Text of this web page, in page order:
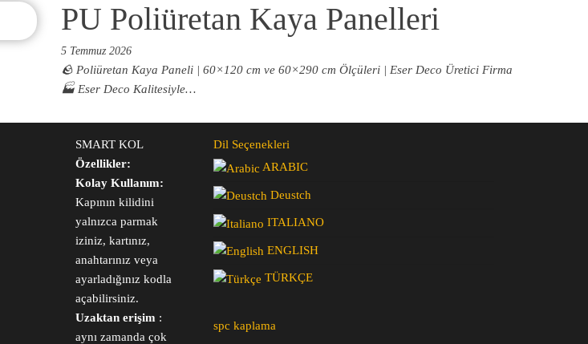
PU Poliüretan Kaya Panelleri
5 Temmuz 2026
🪨 Poliüretan Kaya Paneli | 60×120 cm ve 60×290 cm Ölçüleri | Eser Deco Üretici Firma
🏭 Eser Deco Kalitesiyle…
SMART KOL
Özellikler:
Kolay Kullanım:
Kapının kilidini
yalnızca parmak
iziniz, kartınız,
anahtarınız veya
ayarladığınız kodla
açabilirsiniz.
Uzaktan erişim :
aynı zamanda çok
Dil Seçenekleri
ARABIC
Deustch
ITALIANO
ENGLISH
TÜRKÇE
spc kaplama